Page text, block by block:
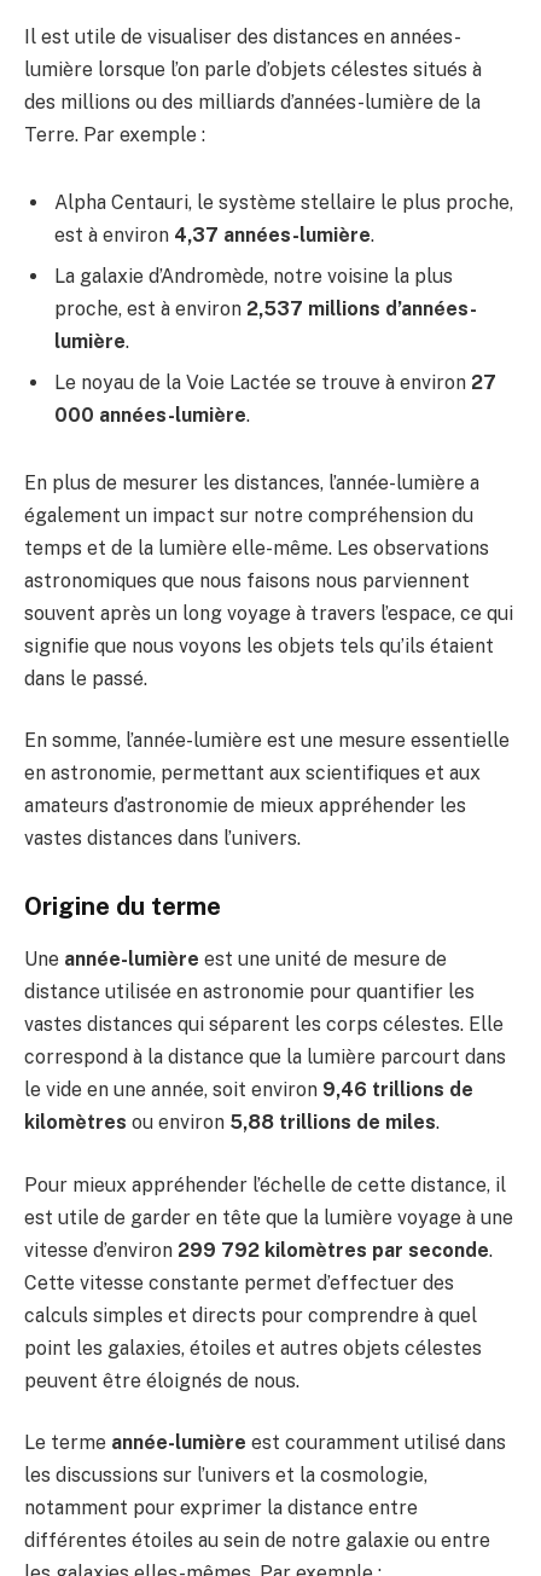
Il est utile de visualiser des distances en années-
lumière lorsque l’on parle d’objets célestes situés à
des millions ou des milliards d’années-lumière de la
Terre. Par exemple :
Alpha Centauri, le système stellaire le plus proche,
est à environ 4,37 années-lumière.
La galaxie d’Andromède, notre voisine la plus
proche, est à environ 2,537 millions d’années-
lumière.
Le noyau de la Voie Lactée se trouve à environ 27
000 années-lumière.
En plus de mesurer les distances, l’année-lumière a
également un impact sur notre compréhension du
temps et de la lumière elle-même. Les observations
astronomiques que nous faisons nous parviennent
souvent après un long voyage à travers l’espace, ce qui
signifie que nous voyons les objets tels qu’ils étaient
dans le passé.
En somme, l’année-lumière est une mesure essentielle
en astronomie, permettant aux scientifiques et aux
amateurs d’astronomie de mieux appréhender les
vastes distances dans l’univers.
Origine du terme
Une année-lumière est une unité de mesure de
distance utilisée en astronomie pour quantifier les
vastes distances qui séparent les corps célestes. Elle
correspond à la distance que la lumière parcourt dans
le vide en une année, soit environ 9,46 trillions de
kilomètres ou environ 5,88 trillions de miles.
Pour mieux appréhender l’échelle de cette distance, il
est utile de garder en tête que la lumière voyage à une
vitesse d’environ 299 792 kilomètres par seconde.
Cette vitesse constante permet d’effectuer des
calculs simples et directs pour comprendre à quel
point les galaxies, étoiles et autres objets célestes
peuvent être éloignés de nous.
Le terme année-lumière est couramment utilisé dans
les discussions sur l’univers et la cosmologie,
notamment pour exprimer la distance entre
différentes étoiles au sein de notre galaxie ou entre